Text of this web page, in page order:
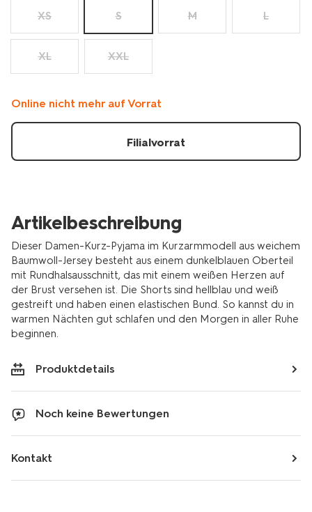
XS S M L
XL XXL
Online nicht mehr auf Vorrat
Filialvorrat
Artikelbeschreibung
Dieser Damen-Kurz-Pyjama im Kurzarmmodell aus weichem
Baumwoll-Jersey besteht aus einem dunkelblauen Oberteil
mit Rundhalsausschnitt, das mit einem weißen Herzen auf
der Brust versehen ist. Die Shorts sind hellblau und weiß
gestreift und haben einen elastischen Bund. So kannst du in
warmen Nächten gut schlafen und den Morgen in aller Ruhe
beginnen.
Produktdetails
Noch keine Bewertungen
Kontakt